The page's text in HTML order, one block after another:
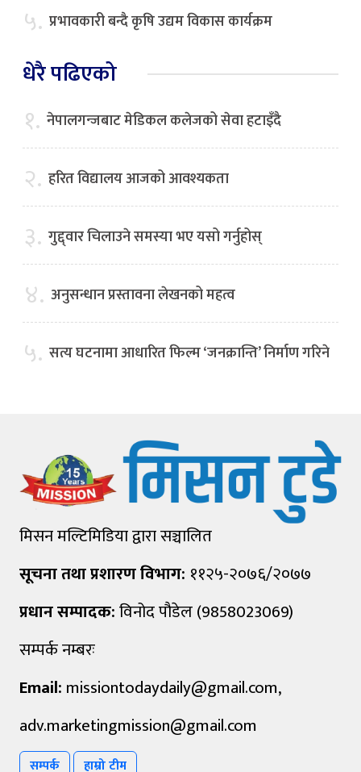
५. प्रभावकारी बन्दै कृषि उद्यम विकास कार्यक्रम
धेरै पढिएको
१. नेपालगन्जबाट मेडिकल कलेजको सेवा हटाइँदै
२. हरित विद्यालय आजको आवश्यकता
३. गुद्द्वार चिलाउने समस्या भए यसो गर्नुहोस्
४. अनुसन्धान प्रस्तावना लेखनको महत्व
५. सत्य घटनामा आधारित फिल्म ‘जनक्रान्ति’ निर्माण गरिने
मिसन मल्टिमिडिया द्वारा सञ्चालित
सूचना तथा प्रशारण विभाग: ११२५-२०७६/२०७७
प्रधान सम्पादक:विनोद पौडेल (9858023069)
सम्पर्क नम्बरः
Email: missiontodaydaily@gmail.com,
adv.marketingmission@gmail.com
सम्पर्क हाम्रो टीम